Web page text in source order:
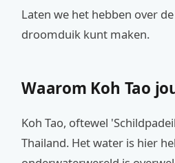
Laten we het hebben over
droomduik kunt maken.
Waarom Koh Tao
Koh Tao, oftewel
Thailand. Het water is hier